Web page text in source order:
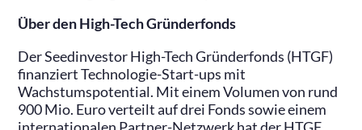
Über den High-Tech Gründerfonds
Der Seedinvestor High-Tech Gründerfonds (HTGF)
finanziert Technologie-Start-ups mit
Wachstumspotential. Mit einem Volumen von rund
900 Mio. Euro verteilt auf drei Fonds sowie einem